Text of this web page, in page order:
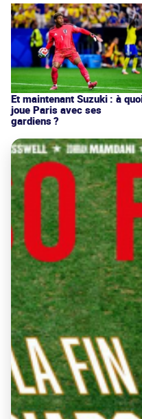
Et maintenant Suzuki : à
joue Paris avec ses
gardiens ?